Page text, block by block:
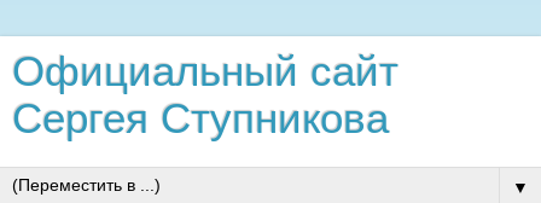
Официальный сайт
Сергея Ступникова
▼